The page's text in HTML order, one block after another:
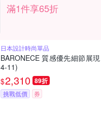
滿1件享65折
日本設計時尚單品
BARONECE 質感優先細節展
4-11)
$2,310 89折
挑戰低價 券